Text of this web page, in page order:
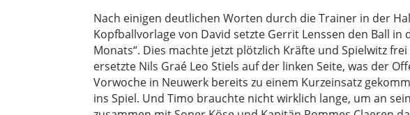
Nach einigen deutlichen Worten durch die Trainer in der
Kopfballvorlage von David setzte Gerrit Lenssen den Ball
Monats“. Dies machte jetzt plötzlich Kräfte und Spielwitz
ersetzte Nils Graé Leo Stiels auf der linken Seite, was der
Vorwoche in Neuwerk bereits zu einem Kurzeinsatz
ins Spiel. Und Timo brauchte nicht wirklich lange, um an